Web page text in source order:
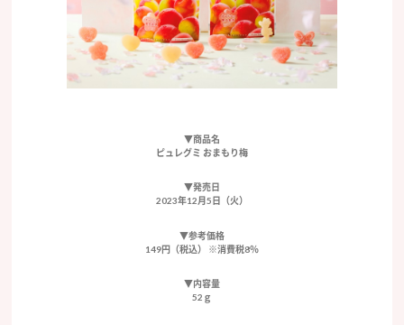
▼商品名
ピュレグミ おまもり梅
▼発売日
2023年12月5日（火）
▼参考価格
149円（税込） ※消費税8％
▼内容量
52ｇ